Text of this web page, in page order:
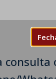
consulta